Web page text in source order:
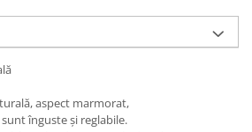
aspect marmorat,
înguste și reglabile.